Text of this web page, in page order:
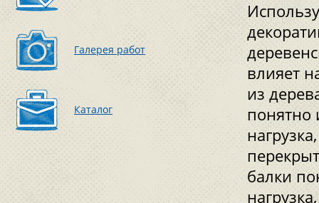
Галерея работ
Каталог
влияет
из
понятно
балки